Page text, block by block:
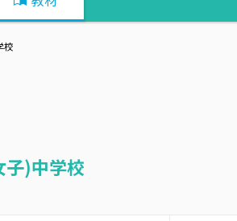
校
子)中学校